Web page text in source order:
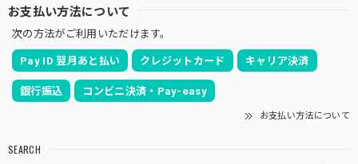
お支払い方法について
次の方法がご利用いただけます。
Pay ID 翌月あと払い クレジットカード キャリア決済
銀行振込 コンビニ決済・Pay-easy
お支払い方法について
SEARCH